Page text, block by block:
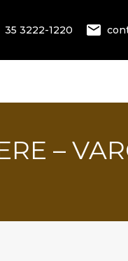
35 3222-1220
–